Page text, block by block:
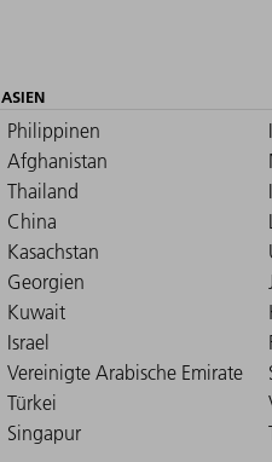
ASIEN
Philippinen
Afghanistan
Thailand
China
Kasachstan
Georgien
Kuwait
Israel
Vereinigte Arabische Emirate
Türkei
Singapur